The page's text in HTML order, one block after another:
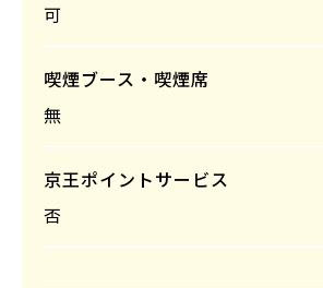
可
喫煙ブース・喫煙席
無
京王ポイントサービス
否